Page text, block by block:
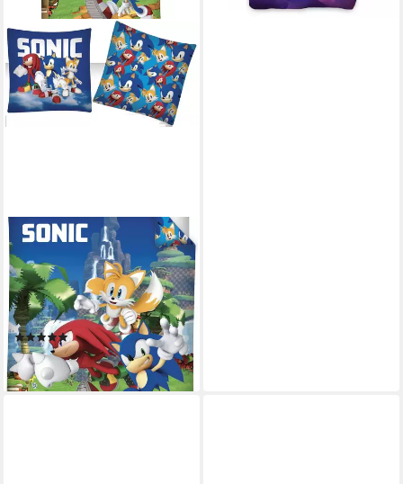
BRANDMAC
Bettwäsche Sonic the
Hedgehog - Wende-
Bettwäsche-Set, 135x200 &
80x80, Baumwolle, 100%
Baumwolle(1)
29,99 €
lieferbar in 3 Wochen